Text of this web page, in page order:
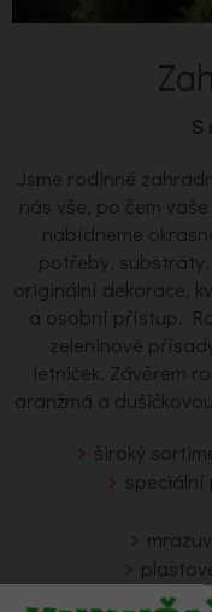
S
Jsme rodinné
nás vše, po čem
nabídneme
potřeby,
originální dekorace,
a osobní přístup.
zeleninové
letniček. Závěrem
aranžmá a
široký